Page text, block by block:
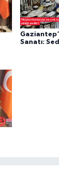
Sanatı: